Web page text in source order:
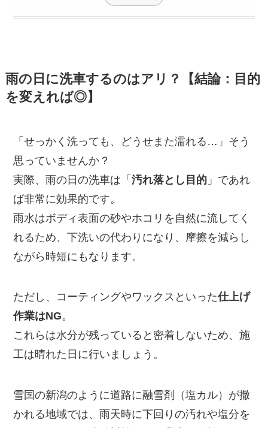
雨の日に洗車するのはアリ？【結論：目的
を変えれば◎】
「せっかく洗っても、どうせまた濡れる…」そう
思っていませんか？
実際、雨の日の洗車は「汚れ落とし目的 」であれ
ば非常に効果的です。
雨水はボディ表面の砂やホコリを自然に流してく
れるため、下洗いの代わりになり、摩擦を減らし
ながら時短にもなります。
ただし、コーティングやワックスといった仕上げ
作業はNG。
これらは水分が残っていると密着しないため、施
工は晴れた日に行いましょう。
雪国の新潟のように道路に融雪剤（塩カル）が撒
かれる地域では、雨天時に下回りの汚れや塩分を